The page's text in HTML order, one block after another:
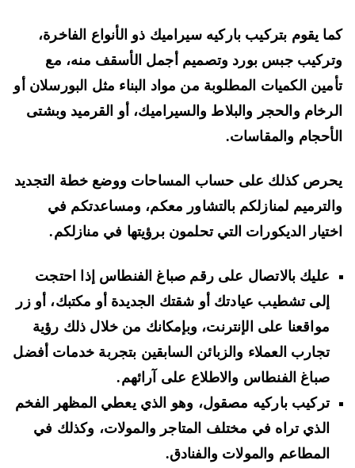
يقوم بتركيب باركيه سيراميك ذو الأنواع الفاخرة،
جبس بورد وتصميم أجمل الأسقف منه، مع
الكميات المطلوبة من مواد البناء مثل البورسلان أو
والحجر والبلاط والسيراميك، أو القرميد وبشتى
والمقاسات.
كذلك على حساب المساحات ووضع خطة التجديد
لمنازلكم بالتشاور معكم، ومساعدتكم في
الديكورات التي تحلمون برؤيتها في منازلكم.
عليك بالاتصال على رقم صباغ الفنطاس إذا احتجت
إلى تشطيب عيادتك أو شقتك الجديدة أو مكتبك، أو زر
مواقعنا على الإنترنت، وبإمكانك من خلال ذلك رؤية
تجارب العملاء والزبائن السابقين بتجربة خدمات أفضل
صباغ الفنطاس والاطلاع على آرائهم.
تركيب باركيه مصقول، وهو الذي يعطي المظهر الفخم
الذي تراه في مختلف المتاجر والمولات، وكذلك في
المطاعم والمولات والفنادق.